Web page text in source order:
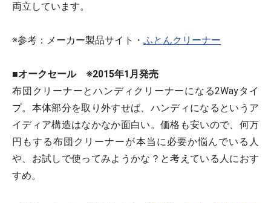
両立しています。
※参考：メーカー製品サイト・ ふとんクリーナー
■オークセール ※2015年1月発売
布団クリーナーとハンディクリーナーになる2Wayタイ
プ。本体部分を取り外すせば、ハンディになるというア
イディア構造はなかなか面白い。価格も安いので、何万
円もする布団クリーナーが本当に必要か悩んでいる人
や、お試しで使ってみようかな？と考えている人におす
すめ。